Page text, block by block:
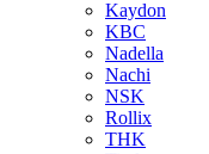
Kaydon
KBC
Nadella
Nachi
NSK
Rollix
THK